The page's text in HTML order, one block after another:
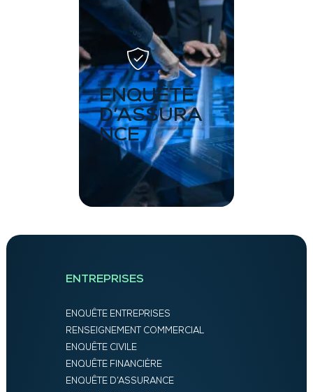
ENQUÊTE
D’ASSURA
NCE
ENTREPRISES
ENQUÊTE ENTREPRISES
RENSEIGNEMENT COMMERCIAL
ENQUÊTE CIVILE
ENQUÊTE FINANCIÈRE
ENQUÊTE D’ASSURANCE